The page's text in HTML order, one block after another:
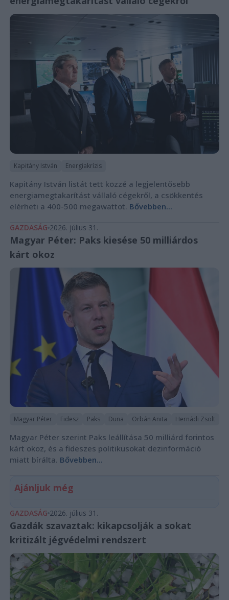
Kapitány István Energiakrízis
Kapitány István listát tett közzé a legjelentősebb
energiamegtakarítást vállaló cégekről, a csökkentés
elérheti a 400-500 megawattot. Bővebben...
GAZDASÁG 2026. július 31.
Magyar Péter: Paks kiesése 50 milliárdos
kárt okoz
Magyar Péter Fidesz Paks Duna Orbán Anita Hernádi Zsolt
Magyar Péter szerint Paks leállítása 50 milliárd forintos
kárt okoz, és a fideszes politikusokat dezinformáció
miatt bírálta. Bővebben...
Ajánljuk még
GAZDASÁG 2026. július 31.
Gazdák szavaztak: kikapcsolják a sokat
kritizált jégvédelmi rendszert